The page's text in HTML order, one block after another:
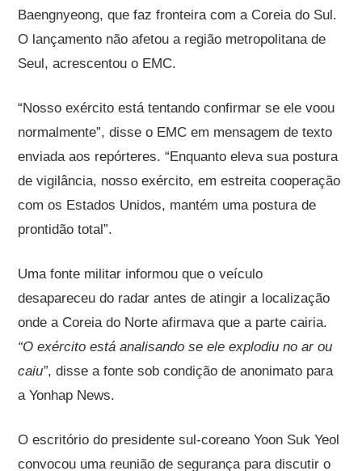
Baengnyeong, que faz fronteira com a Coreia do Sul.
O lançamento não afetou a região metropolitana de
Seul, acrescentou o EMC.
“Nosso exército está tentando confirmar se ele voou
normalmente”, disse o EMC em mensagem de texto
enviada aos repórteres. “Enquanto eleva sua postura
de vigilância, nosso exército, em estreita cooperação
com os Estados Unidos, mantém uma postura de
prontidão total”.
Uma fonte militar informou que o veículo
desapareceu do radar antes de atingir a localização
onde a Coreia do Norte afirmava que a parte cairia.
“O exército está analisando se ele explodiu no ar ou
caiu”, disse a fonte sob condição de anonimato para
a Yonhap News.
O escritório do presidente sul-coreano Yoon Suk Yeol
convocou uma reunião de segurança para discutir o